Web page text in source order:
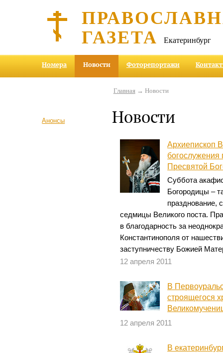
ГАЗЕТА Екатеринбург
Номера Новости Фоторепортажи
Анонсы
Главная→ Новости
Новости
Архиепископ
Пресвятой
Суббота
Богородицы –
празднование,
седмицы Великого поста.
в благодарность за
Константинополя от
заступничеству Божией
12 апреля 2011
В
строящегося
12 апреля 2011
В